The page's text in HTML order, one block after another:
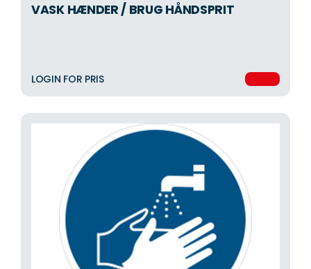
VASK HÆNDER / BRUG HÅNDSPRIT
LOGIN FOR PRIS